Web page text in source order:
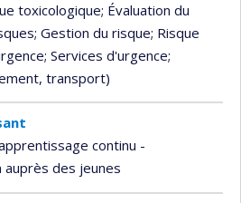
toxicologique; Évaluation du
; Gestion du risque; Risque
; Services d'urgence;
transport)
continu -
des jeunes